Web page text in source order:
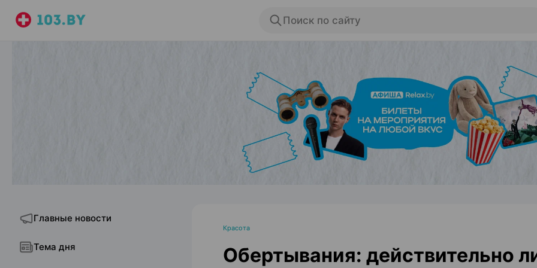
Поиск по сайту
ЭФФЕКТИВНАЯ РЕКЛАМА НА САЙТЕ
Главные новости
Тема дня
Красота
Обертывания: действительно